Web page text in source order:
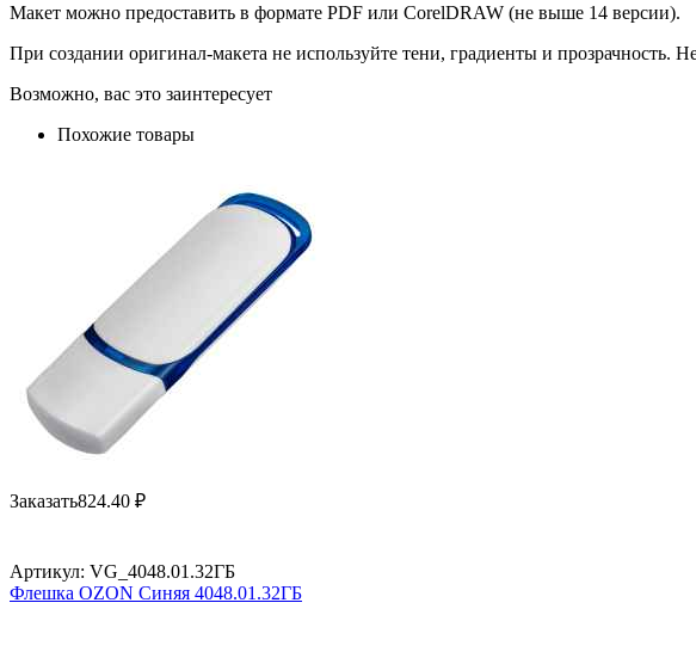
Макет можно предоставить в формате PDF или CorelDRAW (не выше 14 версии).
При создании оригинал-макета не используйте тени, градиенты и
Возможно, вас это заинтересует
Похожие товары
Заказать824.40 ₽
Артикул: VG_4048.01.32ГБ
Флешка OZON Синяя 4048.01.32ГБ